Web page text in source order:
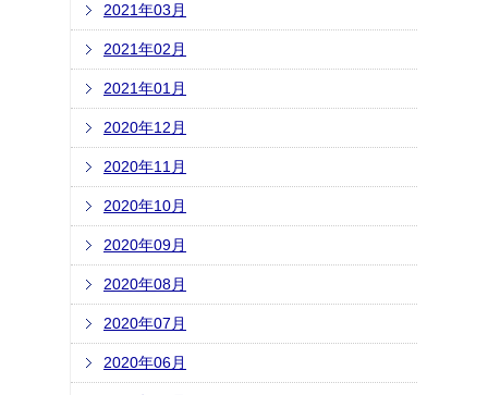
2021年03月
2021年02月
2021年01月
2020年12月
2020年11月
2020年10月
2020年09月
2020年08月
2020年07月
2020年06月